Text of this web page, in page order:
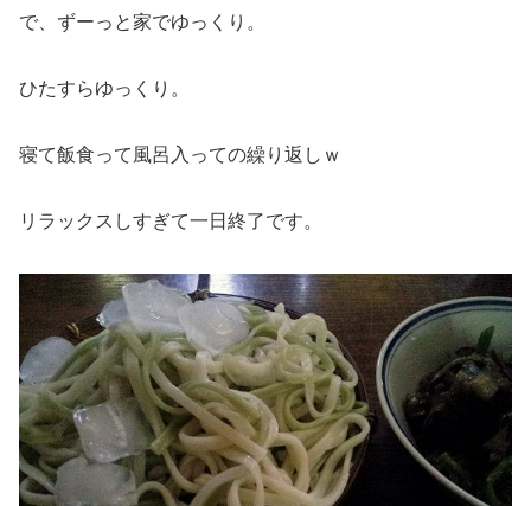
で、ずーっと家でゆっくり。
ひたすらゆっくり。
寝て飯食って風呂入っての繰り返しｗ
リラックスしすぎて一日終了です。